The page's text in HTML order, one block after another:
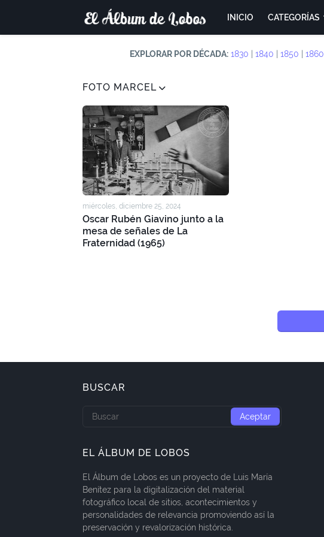
INICIO CATEGORÍAS
EXPLORAR POR DÉCADA: 1830 1840 1850 1860
FOTO MARCEL
miércoles, diciembre 25, 2024
Oscar Rubén Giavino junto a la
mesa de señales de La
Fraternidad (1965)
BUSCAR
EL ÁLBUM DE LOBOS
El Álbum de Lobos es un proyecto de Luis María
Benítez para la digitalización del material
fotográfico local de sitios, acontecimientos y
personalidades de relevancia promoviendo así la
preservación y revalorización histórica.